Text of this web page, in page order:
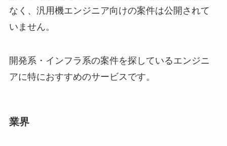
なく、汎用機エンジニア向けの案件は公開されて
いません。
開発系・インフラ系の案件を探しているエンジニ
アに特におすすめのサービスです。
業界